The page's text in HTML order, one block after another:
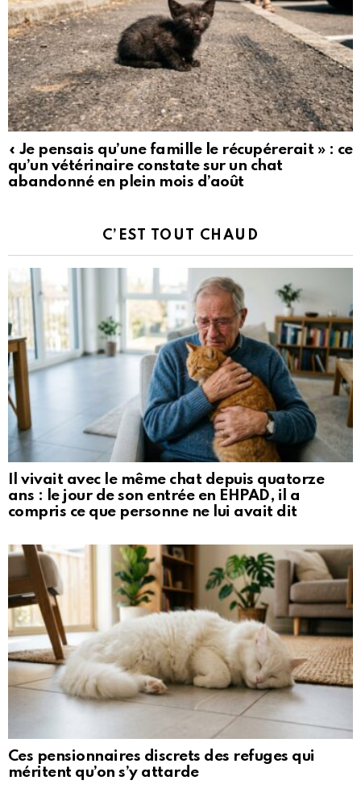
« Je pensais qu’une famille le récupérerait » : ce
qu’un vétérinaire constate sur un chat
abandonné en plein mois d’août
C’EST TOUT CHAUD
Il vivait avec le même chat depuis quatorze
ans : le jour de son entrée en EHPAD, il a
compris ce que personne ne lui avait dit
Ces pensionnaires discrets des refuges qui
méritent qu’on s’y attarde